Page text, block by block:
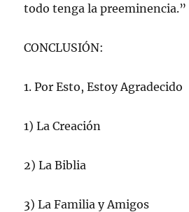
todo tenga la preeminencia.”
CONCLUSIÓN:
1. Por Esto, Estoy Agradecido
1) La Creación
2) La Biblia
3) La Familia y Amigos